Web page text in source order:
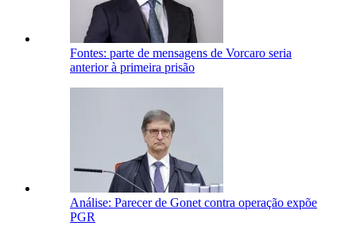
Fontes: parte de mensagens de Vorcaro seria
anterior à primeira prisão
Análise: Parecer de Gonet contra operação expõe
PGR